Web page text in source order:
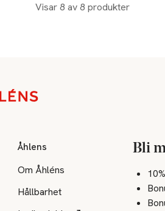
Visar 8 av 8 produkter
Åhlens
Om Åhléns
Hållbarhet
Bli